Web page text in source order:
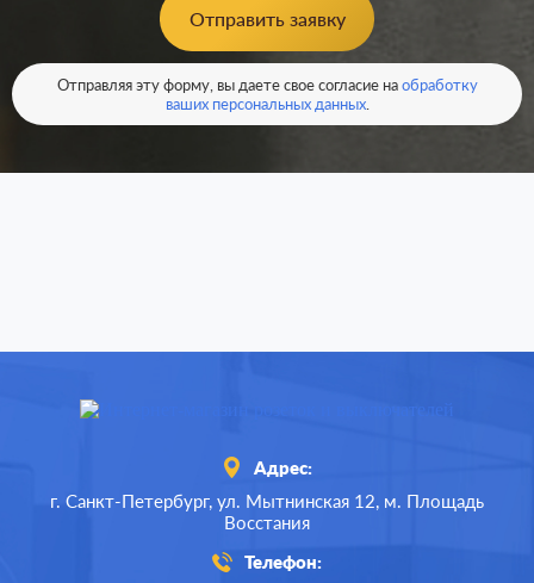
Отправить заявку
Отправляя эту форму, вы даете свое согласие наобработку
ваших персональных данных.
Адрес:
г. Санкт-Петербург, ул. Мытнинская 12, м. Площадь
Восстания
Телефон: